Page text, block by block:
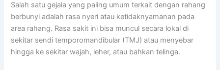
Salah satu gejala yang paling umum terkait dengan rahang
berbunyi adalah rasa nyeri atau ketidaknyamanan pada
area rahang. Rasa sakit ini bisa muncul secara lokal di
sekitar sendi temporomandibular (TMJ) atau menyebar
hingga ke sekitar wajah, leher, atau bahkan telinga.